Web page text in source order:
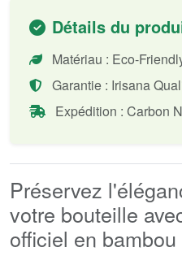
Détails du
Matériau : Eco-
Garantie : Irisana
Expédition : Carbon
Préservez
votre bouteille
officiel en